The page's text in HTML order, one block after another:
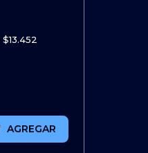
$13.452
AGREGAR